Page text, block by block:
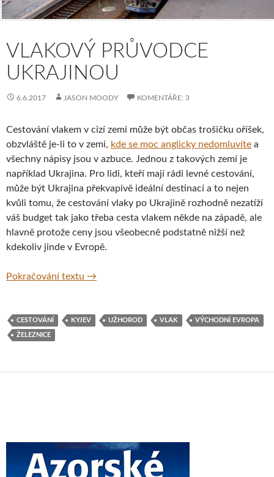
VLAKOVÝ PRŮVODCE
UKRAJINOU
6.6.2017 JASON MOODY KOMENTÁŘE: 3
Cestování vlakem v cizí zemi může být občas trošičku oříšek,
obzvláště je-li to v zemi, kde se moc anglicky nedomluvíte a
všechny nápisy jsou v azbuce. Jednou z takových zemí je
například Ukrajina. Pro lidi, kteří mají rádi levné cestování,
může být Ukrajina překvapivě ideální destinací a to nejen
kvůli tomu, že cestování vlaky po Ukrajině rozhodně nezatíží
váš budget tak jako třeba cesta vlakem někde na západě, ale
hlavně protože ceny jsou všeobecně podstatně nižší než
kdekoliv jinde v Evropě.
Pokračování textu Vlakový průvodce Ukrajinou
→
CESTOVÁNÍ KYJEV UŽHOROD VLAK VÝCHODNÍ EVROPA
ŽELEZNICE